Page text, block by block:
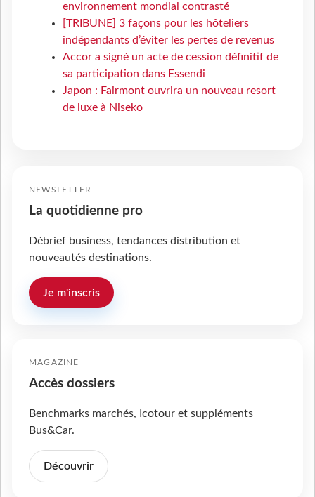
environnement mondial contrasté
[TRIBUNE] 3 façons pour les hôteliers
indépendants d’éviter les pertes de revenus
Accor a signé un acte de cession définitif de
sa participation dans Essendi
Japon : Fairmont ouvrira un nouveau resort
de luxe à Niseko
NEWSLETTER
La quotidienne pro
Débrief business, tendances distribution et
nouveautés destinations.
Je m'inscris
MAGAZINE
Accès dossiers
Benchmarks marchés, Icotour et suppléments
Bus&Car.
Découvrir